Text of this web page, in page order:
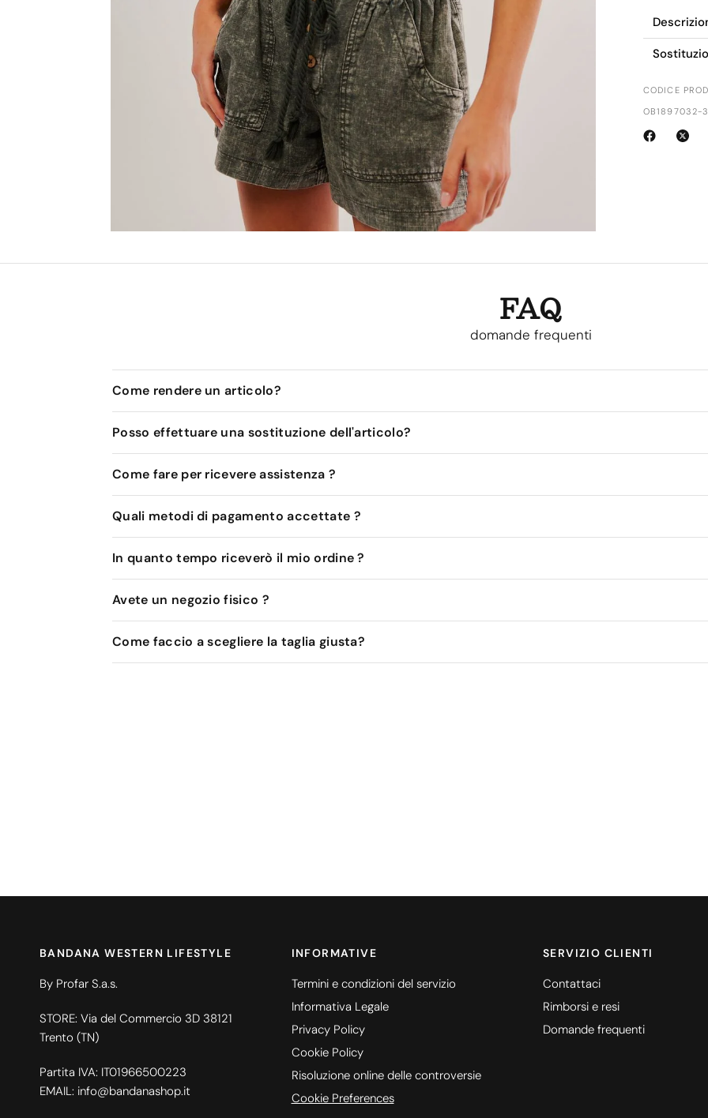
CODICE
OB1897032-
FAQ
domande frequenti
Come rendere un articolo?
Posso effettuare una sostituzione dell'articolo?
Come fare per ricevere assistenza ?
Quali metodi di pagamento accettate ?
In quanto tempo riceverò il mio ordine ?
Avete un negozio fisico ?
Come faccio a scegliere la taglia giusta?
BANDANA WESTERN LIFESTYLE
By Profar S.a.s.
STORE: Via del Commercio 3D 38121
Trento (TN)
Partita IVA: IT01966500223
EMAIL: info@bandanashop.it
INFORMATIVE
Termini e condizioni del servizio
Informativa Legale
Privacy Policy
Cookie Policy
Risoluzione online delle controversie
Cookie Preferences
SERVIZIO CLIENTI
Contattaci
Rimborsi e resi
Domande frequenti